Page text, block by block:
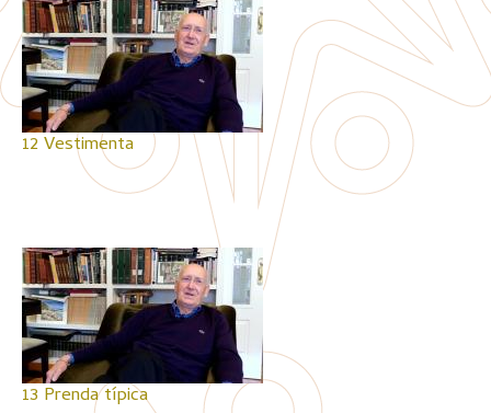
12 Vestimenta
13 Prenda típica